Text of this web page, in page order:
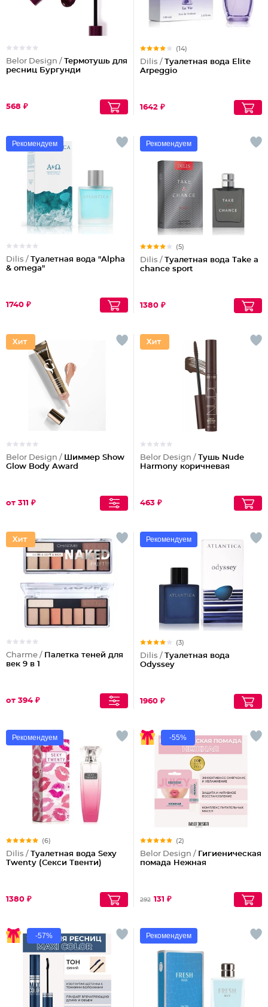
Belor Design / Термотушь для
ресниц Бургунди
568 ₽
(14)
Dilis / Туалетная вода Elite
Arpeggio
1642 ₽
Рекомендуем
Dilis / Туалетная вода "Alpha
& omega"
1740 ₽
Рекомендуем
(5)
Dilis / Туалетная вода Take a
chance sport
1380 ₽
Belor Design /
Шиммер Show
Glow Body Award
от 311 ₽
Belor Design / Тушь Nude
Harmony коричневая
463 ₽
Charme / Палетка теней для
век 9 в 1
от 394 ₽
Рекомендуем
(3)
Dilis / Туалетная вода
Odyssey
1960 ₽
Рекомендуем
(6)
Dilis / Туалетная вода Sexy
Twenty (Секси Твенти)
1380 ₽
-55%
(2)
Belor Design / Гигиеническая
помада Нежная
292 131 ₽
-57% Рекомендуем